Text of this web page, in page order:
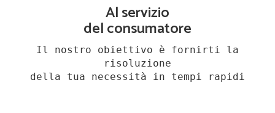
Al servizio
del consumatore
Il nostro obiettivo è fornirti la
risoluzione
della tua necessità in tempi rapidi